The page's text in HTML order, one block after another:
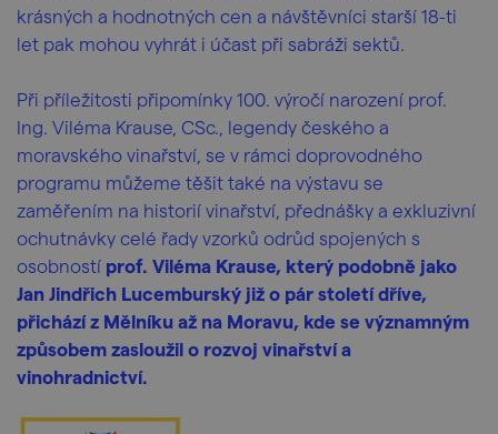
krásných a hodnotných cen a návštěvníci starší 18-ti
let pak mohou vyhrát i účast při sabráži sektů.
Při příležitosti připomínky 100. výročí narození prof.
Ing. Viléma Krause, CSc., legendy českého a
moravského vinařství, se v rámci doprovodného
programu můžeme těšit také na výstavu se
zaměřením na historií vinařství, přednášky a exkluzivní
ochutnávky celé řady vzorků odrůd spojených s
osobností prof. Viléma Krause, který podobně jako
Jan Jindřich Lucemburský již o pár století dříve,
přichází z Mělníku až na Moravu, kde se významným
způsobem zasloužil o rozvoj vinařství a
vinohradnictví.